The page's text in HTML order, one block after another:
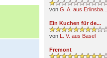
von G. A. aus Erlinsba...
Ein Kuchen für de...
von L. V. aus Basel
Fremont